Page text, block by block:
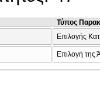
Τύπος
Επιλογής
Επιλογή της